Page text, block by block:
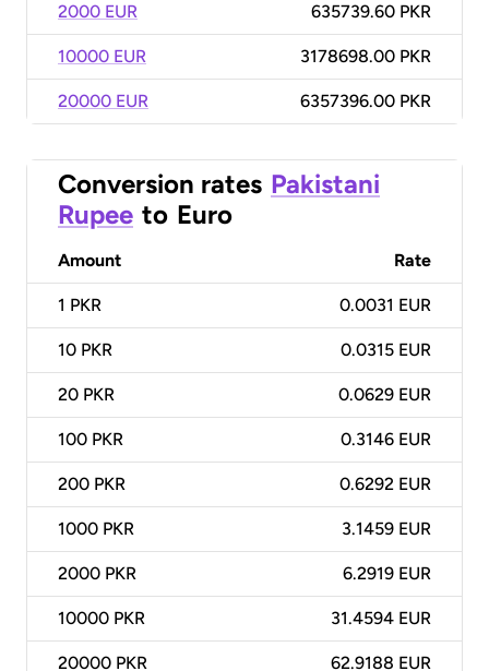
2000 EUR 635739.60 PKR
10000 EUR 3178698.00 PKR
20000 EUR 6357396.00 PKR
Conversion rates Pakistani
Rupee to Euro
Amount Rate
1 PKR 0.0031 EUR
10 PKR 0.0315 EUR
20 PKR 0.0629 EUR
100 PKR 0.3146 EUR
200 PKR 0.6292 EUR
1000 PKR 3.1459 EUR
2000 PKR 6.2919 EUR
10000 PKR 31.4594 EUR
20000 PKR 62.9188 EUR